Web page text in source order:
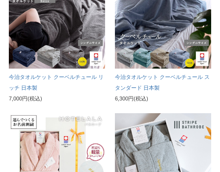
今治タオルケット クーベルチュール リ
ッチ 日本製
7,000円(税込)
今治タオルケット クーベルチュール ス
タンダード 日本製
6,300円(税込)